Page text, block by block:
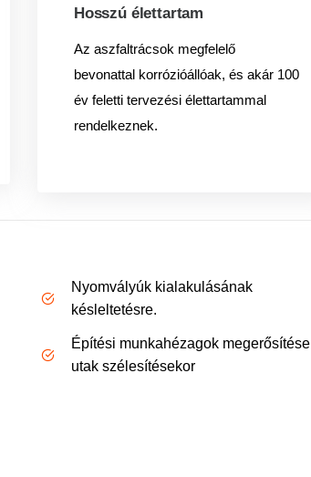
Hosszú élettartam
Az aszfaltrácsok megfelelő
bevonattal korrózióállóak, és akár 100
év feletti tervezési élettartammal
rendelkeznek.
Nyomvályúk kialakulásának
késleltetésre.
Építési munkahézagok megerősítése
utak szélesítésekor